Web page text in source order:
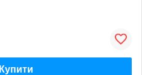
Купити